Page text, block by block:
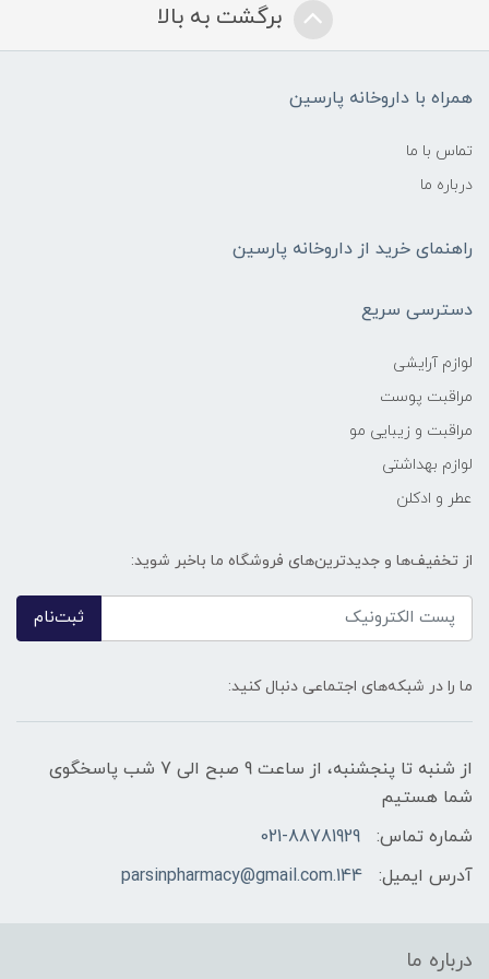
برگشت به بالا
همراه با داروخانه پارسین
تماس با ما
درباره ما
راهنمای خرید از داروخانه پارسین
دسترسی سریع
لوازم آرایشی
مراقبت پوست
مراقبت و زیبایی مو
لوازم بهداشتی
عطر و ادکلن
از تخفیف‌ها و جدیدترین‌های فروشگاه ما باخبر شوید:
ثبت‌نام
ما را در شبکه‌های اجتماعی دنبال کنید:
از شنبه تا پنجشنبه، از ساعت 9 صبح الی 7 شب پاسخگوی
شما هستیم
شماره تماس:
021-88781929
آدرس ایمیل:
144.parsinpharmacy@gmail.com
درباره ما